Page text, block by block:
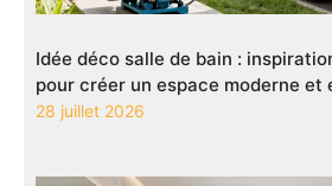
Idée déco salle de bain :
pour créer un espace moderne et
28 juillet 2026